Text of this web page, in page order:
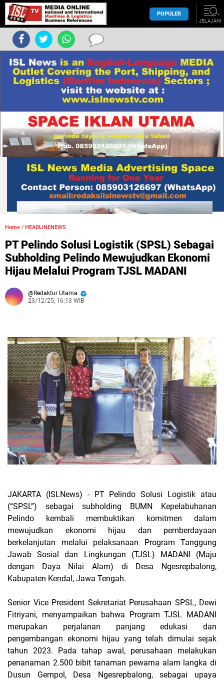
POPULER
JELAJAHI
Home / HEADLINENEWS
PT Pelindo Solusi Logistik (SPSL) Sebagai
Subholding Pelindo Mewujudkan Ekonomi
Hijau Melalui Program TJSL MADANI
Redaktur Utama
23/12/25, 16:13 WIB
JAKARTA (ISLNews) - PT Pelindo Solusi Logistik atau
(“SPSL”) sebagai subholding BUMN Kepelabuhanan
Pelindo kembali membuktikan komitmen dalam
mewujudkan ekonomi hijau dan pemberdayaan
berkelanjutan melalui pelaksanaan Program Tanggung
Jawab Sosial dan Lingkungan (TJSL) MADANI (Maju
dengan Daya Nilai Alam) di Desa Ngesrepbalong,
Kabupaten Kendal, Jawa Tengah.
Senior Vice President Sekretariat Perusahaan SPSL, Dewi
Fitriyani, menyampaikan bahwa Program TJSL MADANI
merupakan perjalanan panjang edukasi dan
pengembangan ekonomi hijau yang telah dimulai sejak
tahun 2023. Pada tahap awal, perusahaan melakukan
penanaman 2.500 bibit tanaman pewarna alam langka di
Dusun Gempol, Desa Ngesrepbalong, sebagai upaya